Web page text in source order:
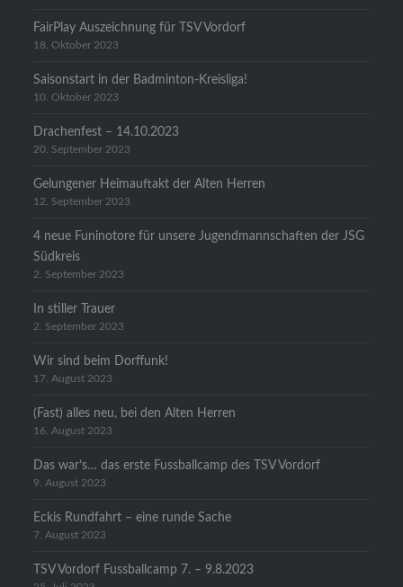
FairPlay Auszeichnung für TSV Vordorf
18. Oktober 2023
Saisonstart in der Badminton-Kreisliga!
10. Oktober 2023
Drachenfest – 14.10.2023
20. September 2023
Gelungener Heimauftakt der Alten Herren
12. September 2023
4 neue Funinotore für unsere Jugendmannschaften der JSG
Südkreis
2. September 2023
In stiller Trauer
2. September 2023
Wir sind beim Dorffunk!
17. August 2023
(Fast) alles neu, bei den Alten Herren
16. August 2023
Das war’s… das erste Fussballcamp des TSV Vordorf
9. August 2023
Eckis Rundfahrt – eine runde Sache
7. August 2023
TSV Vordorf Fussballcamp 7. – 9.8.2023